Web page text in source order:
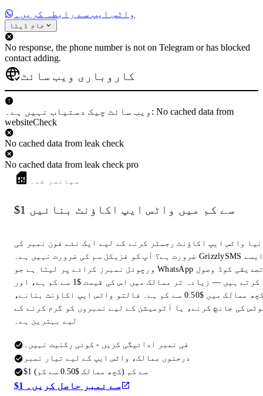
واٹس ایپ سے رابطہ کریں۔
خام ڈیٹا
No response, the phone number is not on Telegram or has blocked
contact adding.
کاروباری ویب سائٹ
ویب سائٹ چیک دستیاب نہیں ہے۔: No cached data from
websiteCheck
No cached data from leak check
No cached data from leak check pro
سپانسر شدہ
$1 سے کم میں واٹس ایپ اکاؤنٹ بنائیں
نیا واٹس ایپ اکاؤنٹ رجسٹر کرنے کے لیے ایک نئے فون نمبر کی
ضرورت ہے؟ آپ کو فزیکل سم کی ضرورت نہیں ہے۔ GrizzlySMS ایسے
ورچوئل نمبرز کرائے پر لیتا ہے جو WhatsApp تصدیقی کوڈ وصول
کرتے ہیں — زیادہ تر ممالک میں اس کی قیمت $1 سے کم ہے، اور
کچھ ممالک میں $0.50 سے کم ہے۔ فالتو واٹس ایپ اکاؤنٹ بنانے،
کی جانچ کرنے، یا آٹومیشن کے لیے نمبروں کو گرم کرنے کے
لیے بہترین ہے۔
فی نمبر ادائیگی کریں - کوئی رکنیت نہیں۔
درجنوں ممالک، واٹس ایپ کے لیے تیار نمبر
$1 سے کم (کچھ ممالک $0.50 سے کم)
$1 سے نمبر حاصل کریں۔